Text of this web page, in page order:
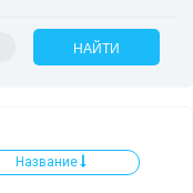
НАЙТИ
Название